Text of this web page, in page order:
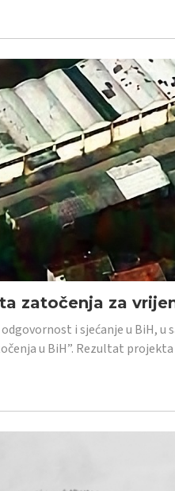
zatočenja za
i sjećanje u BiH,
u BiH”. Rezultat